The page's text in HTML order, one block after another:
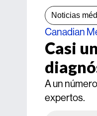
Noticias
Canadian
Casi
A un
expertos.